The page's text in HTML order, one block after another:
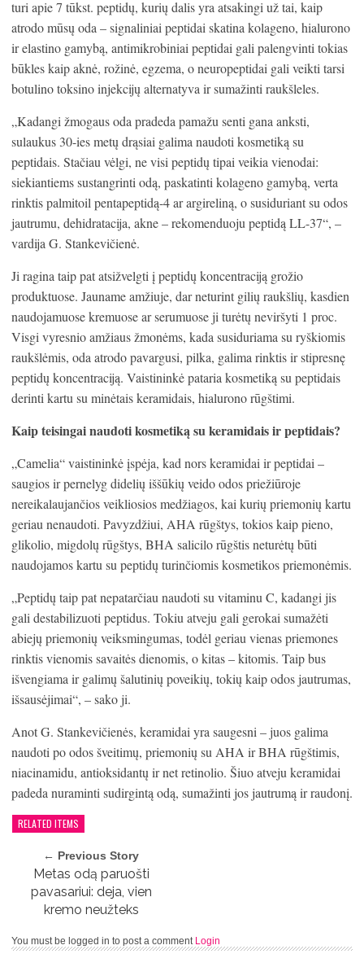
turi apie 7 tūkst. peptidų, kurių dalis yra atsakingi už tai, kaip
atrodo mūsų oda – signaliniai peptidai skatina kolageno, hialurono
ir elastino gamybą, antimikrobiniai peptidai gali palengvinti tokias
būkles kaip aknė, rožinė, egzema, o neuropeptidai gali veikti tarsi
botulino toksino injekcijų alternatyva ir sumažinti raukšleles.
„Kadangi žmogaus oda pradeda pamažu senti gana anksti,
sulaukus 30-ies metų drąsiai galima naudoti kosmetiką su
peptidais. Stačiau vėlgi, ne visi peptidų tipai veikia vienodai:
siekiantiems sustangrinti odą, paskatinti kolageno gamybą, verta
rinktis palmitoil pentapeptidą-4 ar argireliną, o susiduriant su odos
jautrumu, dehidratacija, akne – rekomenduoju peptidą LL-37“, –
vardija G. Stankevičienė.
Ji ragina taip pat atsižvelgti į peptidų koncentraciją grožio
produktuose. Jauname amžiuje, dar neturint gilių raukšlių, kasdien
naudojamuose kremuose ar serumuose ji turėtų neviršyti 1 proc.
Visgi vyresnio amžiaus žmonėms, kada susiduriama su ryškiomis
raukšlėmis, oda atrodo pavargusi, pilka, galima rinktis ir stipresnę
peptidų koncentraciją. Vaistininkė pataria kosmetiką su peptidais
derinti kartu su minėtais keramidais, hialurono rūgštimi.
Kaip teisingai naudoti kosmetiką su keramidais ir peptidais?
„Camelia“ vaistininkė įspėja, kad nors keramidai ir peptidai –
saugios ir pernelyg didelių iššūkių veido odos priežiūroje
nereikalaujančios veikliosios medžiagos, kai kurių priemonių kartu
geriau nenaudoti. Pavyzdžiui, AHA rūgštys, tokios kaip pieno,
glikolio, migdolų rūgštys, BHA salicilo rūgštis neturėtų būti
naudojamos kartu su peptidų turinčiomis kosmetikos priemonėmis.
„Peptidų taip pat nepatarčiau naudoti su vitaminu C, kadangi jis
gali destabilizuoti peptidus. Tokiu atveju gali gerokai sumažėti
abiejų priemonių veiksmingumas, todėl geriau vienas priemones
rinktis vienomis savaitės dienomis, o kitas – kitomis. Taip bus
išvengiama ir galimų šalutinių poveikių, tokių kaip odos jautrumas,
išsausėjimai“, – sako ji.
Anot G. Stankevičienės, keramidai yra saugesni – juos galima
naudoti po odos šveitimų, priemonių su AHA ir BHA rūgštimis,
niacinamidu, antioksidantų ir net retinolio. Šiuo atveju keramidai
padeda nuraminti sudirgintą odą, sumažinti jos jautrumą ir raudonį.
RELATED ITEMS
← Previous Story
Metas odą paruošti
pavasariui: deja, vien
kremo neužteks
You must be logged in to post a comment Login